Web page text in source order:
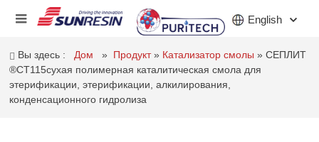
English
КОМПАНИЯ
Вы здесь : Дом » Продукт» Катализатор смолы»СЕПЛИТ
®CT115сухая полимерная каталитическая смола для
этерификации, этерификации, алкилирования,
конденсационного гидролиза